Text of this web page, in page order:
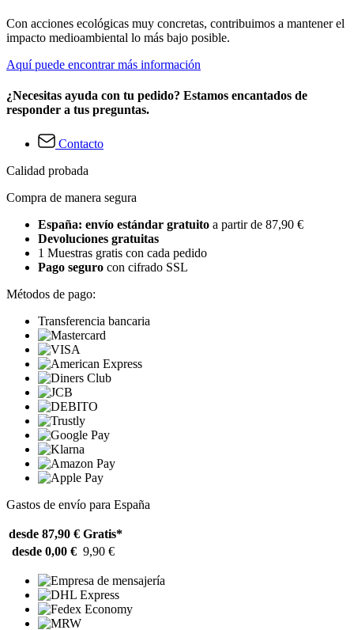
Con acciones ecológicas muy concretas, contribuimos a mantener el
impacto medioambiental lo más bajo posible.
Aquí puede encontrar más información
¿Necesitas ayuda con tu pedido? Estamos encantados de
responder a tus preguntas.
Contacto
Calidad probada
Compra de manera segura
España: envío estándar gratuito a partir de 87,90 €
Devoluciones gratuitas
1 Muestras gratis con cada pedido
Pago seguro con cifrado SSL
Métodos de pago:
Transferencia bancaria
Gastos de envío para España
desde 87,90 € Gratis*
desde 0,00 € 9,90 €